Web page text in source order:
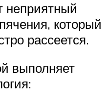
неприятный
который
рассеется.
выполняет